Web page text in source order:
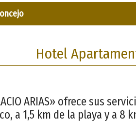
Hotel
ARIAS» ofrece sus
a 1,5 km de la playa y a 8